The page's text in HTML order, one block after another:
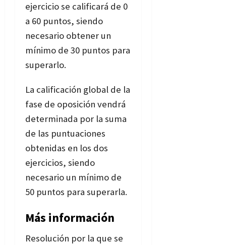
ejercicio se calificará de 0
a 60 puntos, siendo
necesario obtener un
mínimo de 30 puntos para
superarlo.
La calificación global de la
fase de oposición vendrá
determinada por la suma
de las puntuaciones
obtenidas en los dos
ejercicios, siendo
necesario un mínimo de
50 puntos para superarla.
Más información
Resolución por la que se